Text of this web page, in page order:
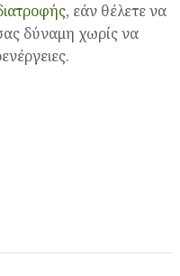
, εάν θέλετε να
δύναμη χωρίς να